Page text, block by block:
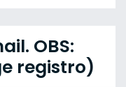
OBS:
registro)